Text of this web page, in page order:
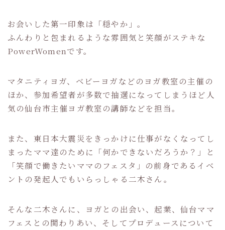
お会いした第一印象は「穏やか」。
ふんわりと包まれるような雰囲気と笑顔がステキな
PowerWomenです。
マタニティヨガ、ベビーヨガなどのヨガ教室の主催の
ほか、参加希望者が多数で抽選になってしまうほど人
気の仙台市主催ヨガ教室の講師などを担当。
また、東日本大震災をきっかけに仕事がなくなってし
まったママ達のために「何かできないだろうか？」と
「笑顔で働きたいママのフェスタ」の前身であるイベ
ントの発起人でもいらっしゃる二木さん。
そんな二木さんに、ヨガとの出会い、起業、仙台ママ
フェスとの関わりあい、そしてプロデュースについて